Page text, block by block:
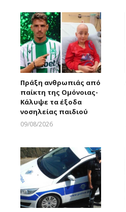
Πράξη ανθρωπιάς από
παίκτη της Ομόνοιας-
Κάλυψε τα έξοδα
νοσηλείας παιδιού
09/08/2026